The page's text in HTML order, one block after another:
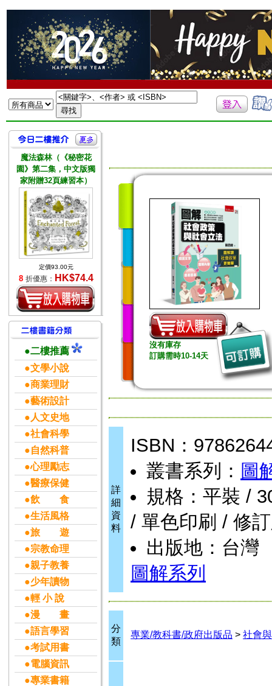
魔法森林（《秘密花
園》第二集，中文版獨
家附贈32頁練習本）
定價93.00元
8 折優惠： HK$74.4
●二樓推薦
●文學小說
●商業理財
●藝術設計
●人文史地
●社會科學
●自然科普
●心理勵志
●醫療保健
●飲 食
●生活風格
●旅 遊
●宗教命理
●親子教養
●少年讀物
●輕 小 說
●漫 畫
●語言學習
●考試用書
●電腦資訊
●專業書籍
沒有庫存
訂購需時10-14天
詳
細
資
料
ISBN：
叢書系列： 圖
規格：平裝 /
/ 單色印刷 / 修
出版地：台灣
圖解系列
分
類
專業/教科書/政府出版品 > 社會